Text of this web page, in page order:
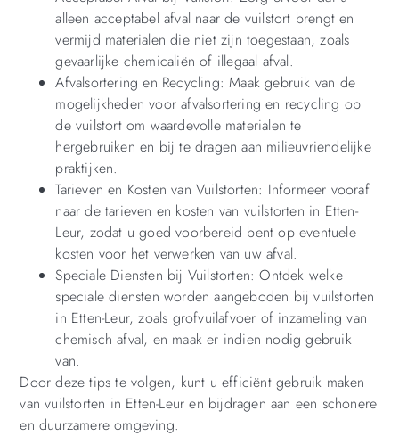
alleen acceptabel afval naar de vuilstort brengt en
vermijd materialen die niet zijn toegestaan, zoals
gevaarlijke chemicaliën of illegaal afval.
Afvalsortering en Recycling: Maak gebruik van de
mogelijkheden voor afvalsortering en recycling op
de vuilstort om waardevolle materialen te
hergebruiken en bij te dragen aan milieuvriendelijke
praktijken.
Tarieven en Kosten van Vuilstorten: Informeer vooraf
naar de tarieven en kosten van vuilstorten in Etten-
Leur, zodat u goed voorbereid bent op eventuele
kosten voor het verwerken van uw afval.
Speciale Diensten bij Vuilstorten: Ontdek welke
speciale diensten worden aangeboden bij vuilstorten
in Etten-Leur, zoals grofvuilafvoer of inzameling van
chemisch afval, en maak er indien nodig gebruik
van.
Door deze tips te volgen, kunt u efficiënt gebruik maken
van vuilstorten in Etten-Leur en bijdragen aan een schonere
en duurzamere omgeving.